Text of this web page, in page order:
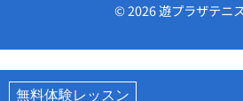
無料体験レッスン
© 2026 遊プラザテニ